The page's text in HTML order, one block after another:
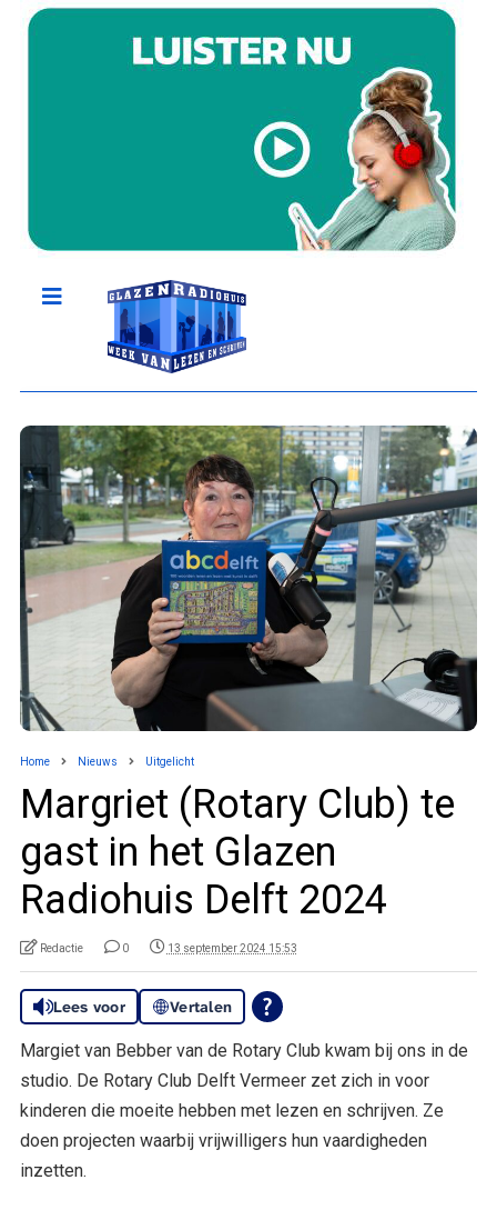
Home Nieuws Uitgelicht
Margriet (Rotary Club) te
gast in het Glazen
Radiohuis Delft 2024
Redactie 0 13 september 2024 15:53
Lees voor Vertalen
Margiet van Bebber van de Rotary Club kwam bij ons in de
studio. De Rotary Club Delft Vermeer zet zich in voor
kinderen die moeite hebben met lezen en schrijven. Ze
doen projecten waarbij vrijwilligers hun vaardigheden
inzetten.